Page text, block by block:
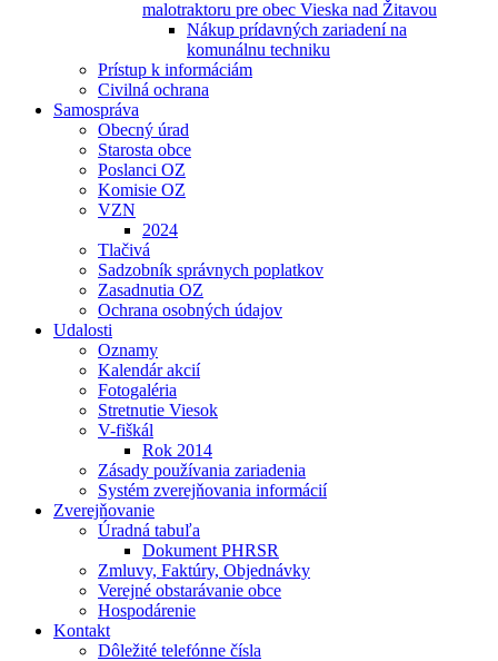
malotraktoru pre obec Vieska nad Žitavou
Nákup prídavných zariadení na
komunálnu techniku
Prístup k informáciám
Civilná ochrana
Samospráva
Obecný úrad
Starosta obce
Poslanci OZ
Komisie OZ
VZN
2024
Tlačivá
Sadzobník správnych poplatkov
Zasadnutia OZ
Ochrana osobných údajov
Udalosti
Oznamy
Kalendár akcií
Fotogaléria
Stretnutie Viesok
V-fiškál
Rok 2014
Zásady používania zariadenia
Systém zverejňovania informácií
Zverejňovanie
Úradná tabuľa
Dokument PHRSR
Zmluvy, Faktúry, Objednávky
Verejné obstarávanie obce
Hospodárenie
Kontakt
Dôležité telefónne čísla